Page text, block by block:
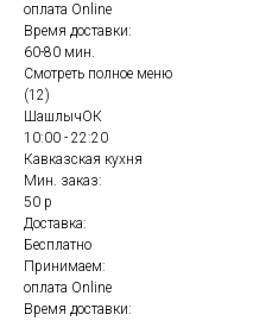
оплата Online
Время доставки:
60-80 мин.
Смотреть полное меню
(12)
ШашлычОК
10:00 - 22:20
Кавказская кухня
Мин. заказ:
50 р
Доставка:
Бесплатно
Принимаем:
оплата Online
Время доставки: